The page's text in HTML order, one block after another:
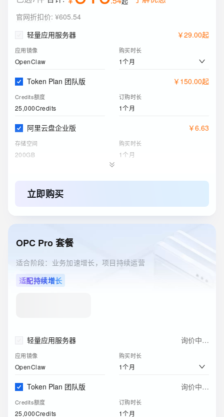
官网折扣价: ¥605.54
轻量应用服务器
￥29.00起
应用镜像
OpenClaw
购买时长
1个月
Token Plan 团队版 ￥ 150.00起
Credits额度
25,000Credits
订购时长
1个月
阿里云盘企业版 ￥6.63
存储空间
200GB
购买时长
1个月
标准 - 本地冗余存储规格
2核4G
关系型数据库RDS(包月)
实例规格
免费版
立即购买
OPC Pro 套餐
适合阶段：业务加速增长，项目持续运营
适配持续增长
轻量应用服务器 询价中…
应用镜像
OpenClaw
购买时长
1个月
Token Plan 团队版 询价中…
Credits额度
25,000Credits
订购时长
1个月